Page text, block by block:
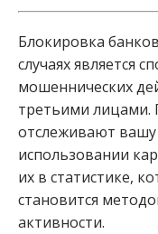
Блокировка
случаях является
мошеннических
третьими лицами.
отслеживают
использовании
их в статистике,
становится
активности.